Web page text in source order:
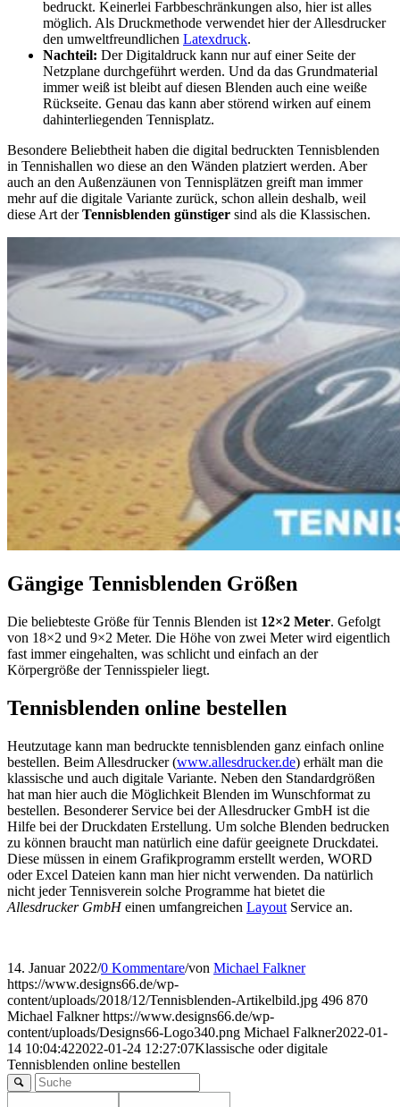
bedruckt. Keinerlei Farbbeschränkungen also, hier ist alles
möglich. Als Druckmethode verwendet hier der Allesdrucker
den umweltfreundlichen Latexdruck.
Nachteil: Der Digitaldruck kann nur auf einer Seite der
Netzplane durchgeführt werden. Und da das Grundmaterial
immer weiß ist bleibt auf diesen Blenden auch eine weiße
Rückseite. Genau das kann aber störend wirken auf einem
dahinterliegenden Tennisplatz.
Besondere Beliebtheit haben die digital bedruckten Tennisblenden
in Tennishallen wo diese an den Wänden platziert werden. Aber
auch an den Außenzäunen von Tennisplätzen greift man immer
mehr auf die digitale Variante zurück, schon allein deshalb, weil
diese Art derTennisblenden günstiger sind als die Klassischen.
Gängige Tennisblenden Größen
Die beliebteste Größe für Tennis Blenden ist 12×2 Meter. Gefolgt
von 18×2 und 9×2 Meter. Die Höhe von zwei Meter wird eigentlich
fast immer eingehalten, was schlicht und einfach an der
Körpergröße der Tennisspieler liegt.
Tennisblenden online bestellen
Heutzutage kann man bedruckte tennisblenden ganz einfach online
bestellen. Beim Allesdrucker (www.allesdrucker.de) erhält man die
klassische und auch digitale Variante. Neben den Standardgrößen
hat man hier auch die Möglichkeit Blenden im Wunschformat zu
bestellen. Besonderer Service bei der Allesdrucker GmbH ist die
Hilfe bei der Druckdaten Erstellung. Um solche Blenden bedrucken
zu können braucht man natürlich eine dafür geeignete Druckdatei.
Diese müssen in einem Grafikprogramm erstellt werden, WORD
oder Excel Dateien kann man hier nicht verwenden. Da natürlich
nicht jeder Tennisverein solche Programme hat bietet die
Allesdrucker GmbHeinen umfangreichen Layout Service an.
14. Januar 2022/0 Kommentare/von Michael Falkner
https://www.designs66.de/wp-
content/uploads/2018/12/Tennisblenden-Artikelbild.jpg 496 870
Michael Falkner https://www.designs66.de/wp-
content/uploads/Designs66-Logo340.png Michael Falkner2022-01-
14 10:04:422022-01-24 12:27:07Klassische oder digitale
Tennisblenden online bestellen